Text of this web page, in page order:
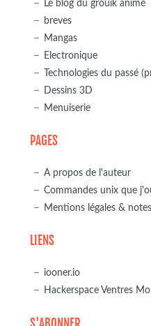
Le blog du grouik animé
breves
Mangas
Electronique
Technologies du passé
Dessins 3D
Menuiserie
PAGES
A propos de l'auteur
Commandes unix que
Mentions légales &
LIENS
iooner.io
Hackerspace Ventres